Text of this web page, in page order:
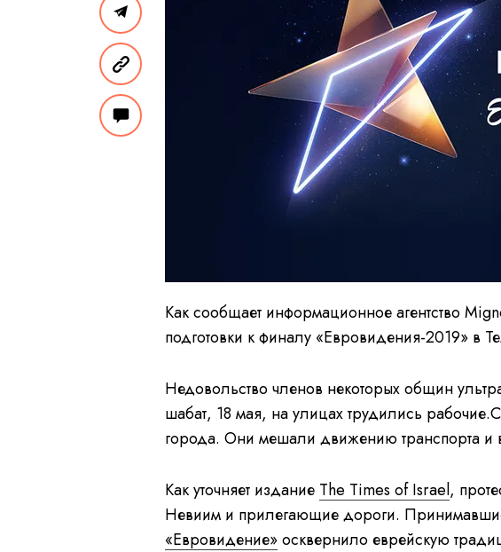
Как сообщает информационное агентство
подготовки к финалу «Евровидения-2019» в
Недовольство членов некоторых общин
шабат, 18 мая, на улицах трудились
города. Они мешали движению транспорта и
Как уточняет издание The Times of Israel,
Невиим и прилегающие дороги. Принимавшие
«Евровидение»осквернило еврейскую